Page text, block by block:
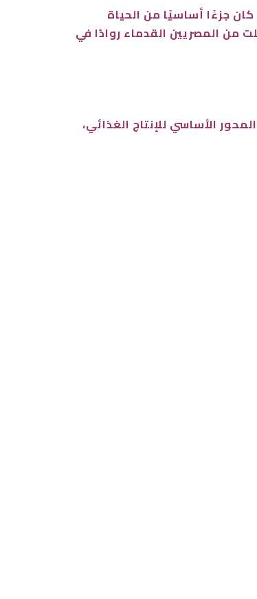
جزءًا أساسيًا من الحياة
من المصريين القدماء روادًا في
الأساسي للإنتاج الغذائي،